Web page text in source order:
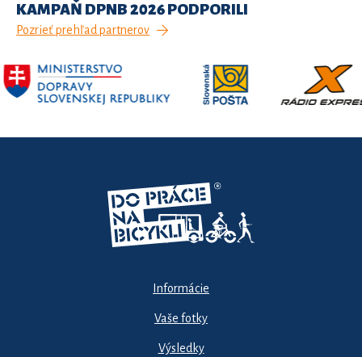
KAMPAŇ DPNB 2026 PODPORILI
Pozrieť prehľad partnerov
Informácie
Vaše fotky
Výsledky